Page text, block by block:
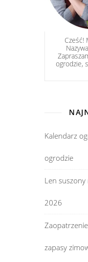
Cześć!
ogrodzie,
Kalendarz
ogrodzie
Len
2026
zapasy